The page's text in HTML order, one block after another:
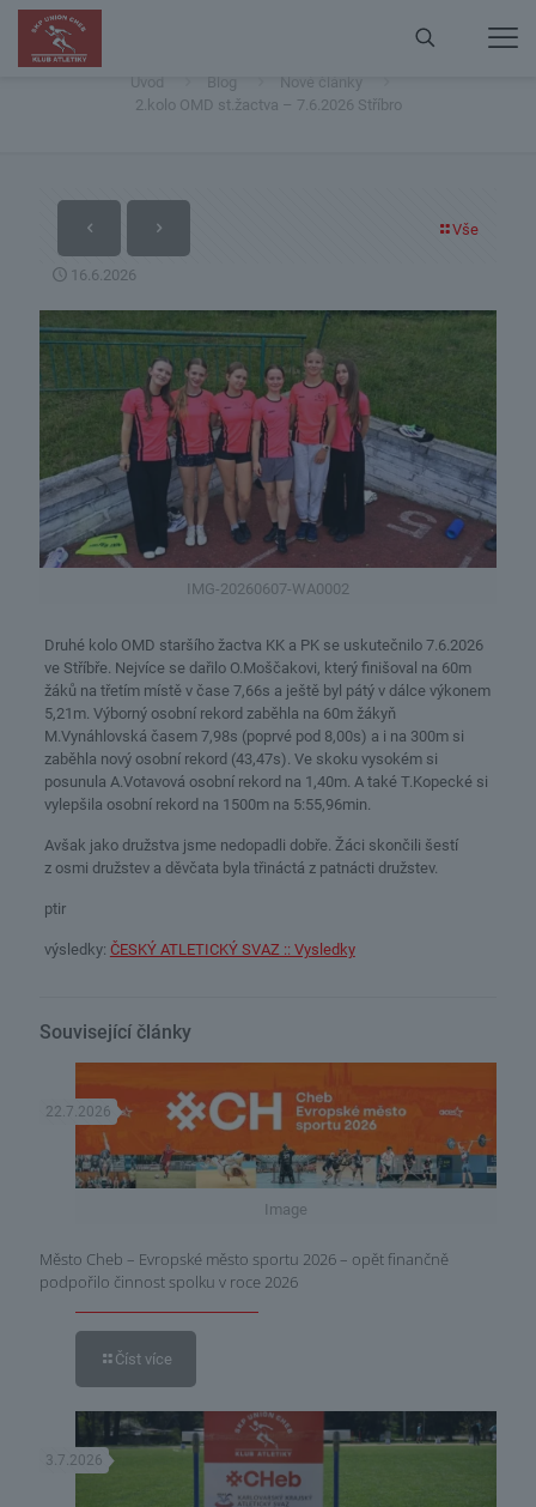
2.kolo OMD st.žactva – 7.6.2026 Stříbro
Úvod Blog
Nové články
2.kolo OMD st.žactva – 7.6.2026 Stříbro
Vše
16.6.2026
IMG-20260607-WA0002
Druhé kolo OMD staršího žactva KK a PK se uskutečnilo 7.6.2026
ve Stříbře. Nejvíce se dařilo O.Moščakovi, který finišoval na 60m
žáků na třetím místě v čase 7,66s a ještě byl pátý v dálce výkonem
5,21m. Výborný osobní rekord zaběhla na 60m žákyň
M.Vynáhlovská časem 7,98s (poprvé pod 8,00s) a i na 300m si
zaběhla nový osobní rekord (43,47s). Ve skoku vysokém si
posunula A.Votavová osobní rekord na 1,40m. A také T.Kopecké si
vylepšila osobní rekord na 1500m na 5:55,96min.
Avšak jako družstva jsme nedopadli dobře. Žáci skončili šestí
z osmi družstev a děvčata byla třináctá z patnácti družstev.
ptir
výsledky: ČESKÝ ATLETICKÝ SVAZ :: Vysledky
Související články
Image
22.7.2026
Město Cheb – Evropské město sportu 2026 – opět finančně
podpořilo činnost spolku v roce 2026
Číst více
3.7.2026